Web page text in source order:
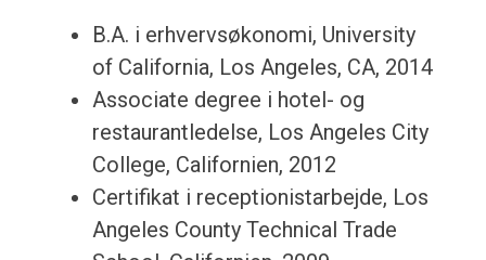
B.A. i erhvervsøkonomi, University
of California, Los Angeles, CA, 2014
Associate degree i hotel- og
restaurantledelse, Los Angeles City
College, Californien, 2012
Certifikat i receptionistarbejde, Los
Angeles County Technical Trade